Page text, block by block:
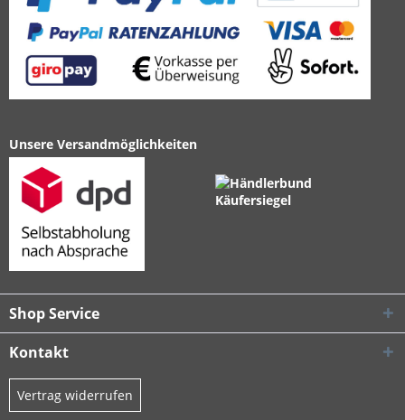
Unsere Versandmöglichkeiten
Shop Service
Kontakt
Vertrag widerrufen